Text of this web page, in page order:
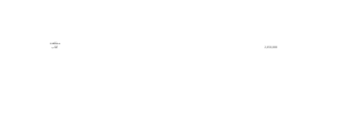
2,050,000
مشاهده
کتاب